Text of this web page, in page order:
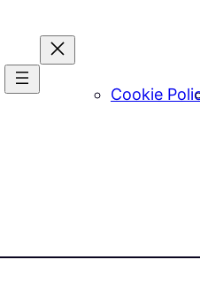
Cookie